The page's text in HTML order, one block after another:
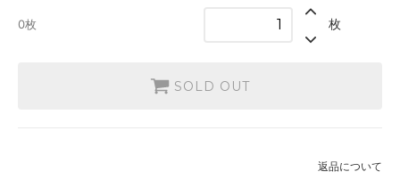
0枚 枚
SOLD OUT
返品について